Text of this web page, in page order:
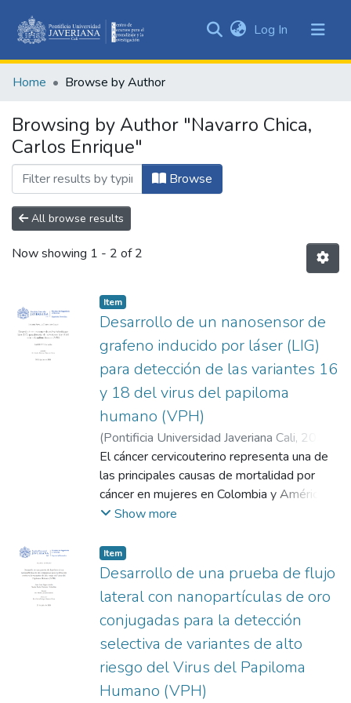
&
All of DSpace
Log In (current)
Home Browse by Author
Browsing by Author "Navarro Chica,
Carlos Enrique"
Browse
All browse results
Now showing 1 - 2 of 2
Item
Desarrollo de un nanosensor de
grafeno inducido por láser (LIG)
para detección de las variantes 16
y 18 del virus del papiloma
humano (VPH)
(Pontificia Universidad Javeriana Cali, 2026
Orozco Sarria, Isabella;Navarro Chica, Carlos
Enrique
El cáncer cervicouterino representa una de
las principales causas de mortalidad por
cáncer en mujeres en Colombia y América
Latina, siendo el virus del papiloma humano
riesgo VPH 16 y VPH 18, el principal
agente etiológico. Las limitaciones de
acceso, costo y complejidad de los
métodos de detección convencionales
evidencian la necesidad de tecnologías de
diagnóstico innovadoras, portátiles y
asequibles. En el presente estudio se
reporta el desarrollo y la validación de un
Show more
Item
Desarrollo de una prueba de flujo
lateral con nanopartículas de oro
conjugadas para la detección
selectiva de variantes de alto
riesgo del Virus del Papiloma
Humano (VPH)